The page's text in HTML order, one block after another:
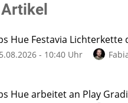
Hue Festavia
- 10:40 Uhr
Hue arbeitet an Play